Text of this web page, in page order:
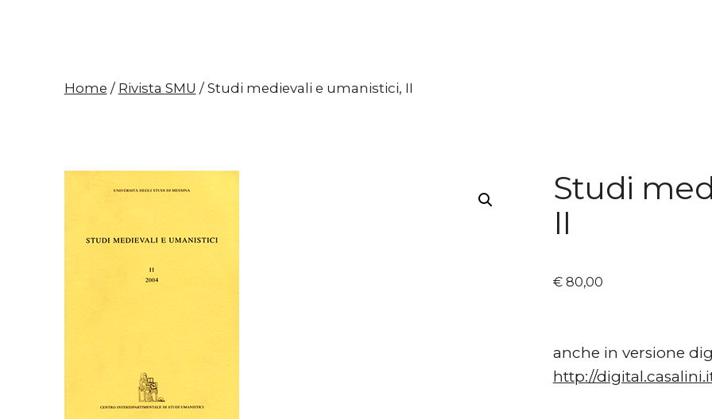
Home / Rivista SMU / Studi medievali e umanistici, II
Studi
II
€80,00
anche in versione
http://